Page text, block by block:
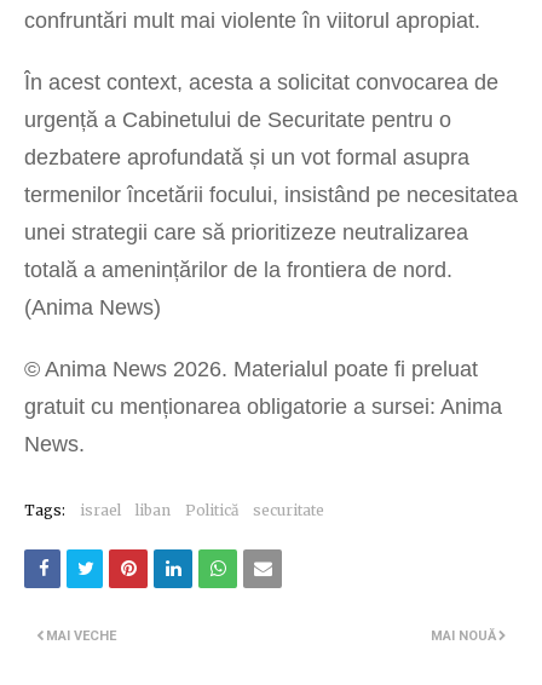
confruntări mult mai violente în viitorul apropiat.
În acest context, acesta a solicitat convocarea de
urgență a Cabinetului de Securitate pentru o
dezbatere aprofundată și un vot formal asupra
termenilor încetării focului, insistând pe necesitatea
unei strategii care să prioritizeze neutralizarea
totală a amenințărilor de la frontiera de nord.
(Anima News)
© Anima News 2026. Materialul poate fi preluat
gratuit cu menționarea obligatorie a sursei: Anima
News.
Tags: israel liban Politică securitate
MAI NOUĂ
MAI VECHE